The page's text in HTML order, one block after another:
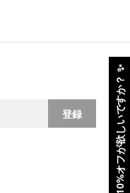
10%オフが欲しいですか？
✨
登録